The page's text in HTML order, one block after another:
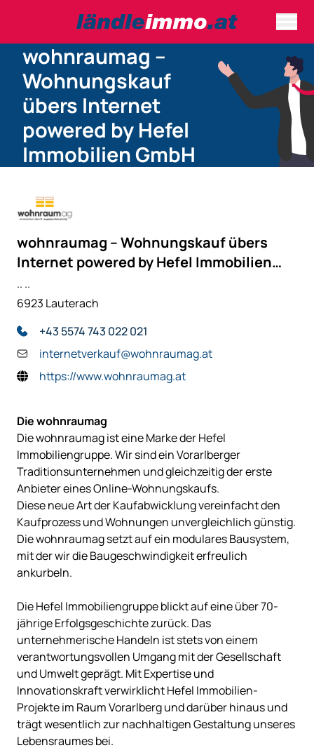
wohnraumag –
Wohnungskauf
übers Internet
powered by Hefel
Immobilien GmbH
wohnraumag – Wohnungskauf übers
Internet powered by Hefel Immobilien
GmbH
.. ..
6923 Lauterach
+43 5574 743 022 021
internetverkauf@wohnraumag.at
https://www.wohnraumag.at
Die wohnraumag
Die wohnraumag ist eine Marke der Hefel
Immobiliengruppe. Wir sind ein Vorarlberger
Traditionsunternehmen und gleichzeitig der erste
Anbieter eines Online-Wohnungskaufs.
Diese neue Art der Kaufabwicklung vereinfacht den
Kaufprozess und Wohnungen unvergleichlich günstig.
Die wohnraumag setzt auf ein modulares Bausystem,
mit der wir die Baugeschwindigkeit erfreulich
ankurbeln.
Die Hefel Immobiliengruppe blickt auf eine über 70-
jährige Erfolgsgeschichte zurück. Das
unternehmerische Handeln ist stets von einem
verantwortungsvollen Umgang mit der Gesellschaft
und Umwelt geprägt. Mit Expertise und
Innovationskraft verwirklicht Hefel Immobilien-
Projekte im Raum Vorarlberg und darüber hinaus und
trägt wesentlich zur nachhaltigen Gestaltung unseres
Lebensraumes bei.